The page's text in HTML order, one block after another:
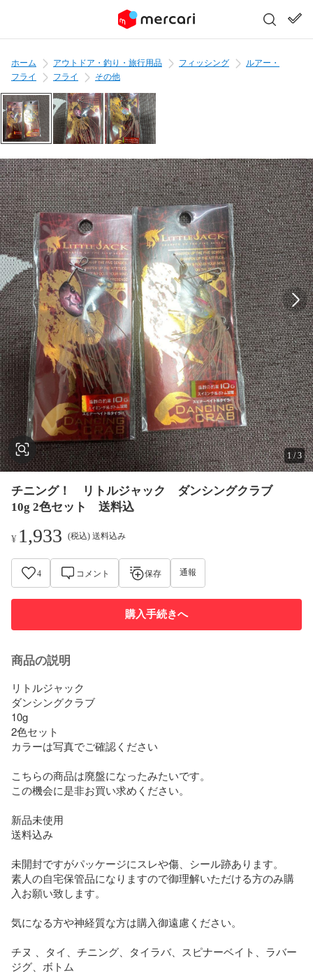
ホーム アウトドア・釣り・旅行用品 フィッシング
ルアー・
フライ
フライ その他
1/3
チニング！ リトルジャック ダンシングクラブ
10g 2色セット 送料込
¥ 1,933 (税込) 送料込み
4 コメント 保存 通報
購入手続きへ
商品の説明
リトルジャック
ダンシングクラブ
10g
2色セット
カラーは写真でご確認ください
こちらの商品は廃盤になったみたいです。
この機会に是非お買い求めください。
新品未使用
送料込み
未開封ですがパッケージにスレや傷、シール跡あります。
素人の自宅保管品になりますので御理解いただける方のみ購
入お願い致します。
気になる方や神経質な方は購入御遠慮ください。
チヌ 、タイ、チニング、タイラバ、スピナーベイト、ラバー